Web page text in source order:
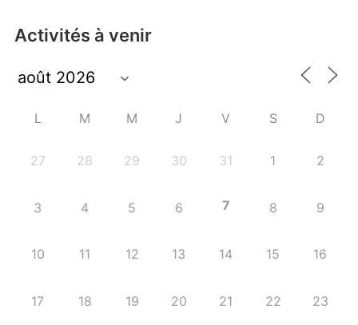
Activités à venir
L M M J V S D
27 28 29 30 31 1 2
3 4 5 6 7 8 9
10 11 12 13 14 15 16
17 18 19 20 21 22 23